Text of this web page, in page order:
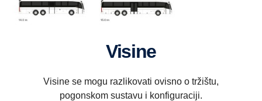
Visine
Visine se mogu razlikovati ovisno o tržištu,
pogonskom sustavu i konfiguraciji.